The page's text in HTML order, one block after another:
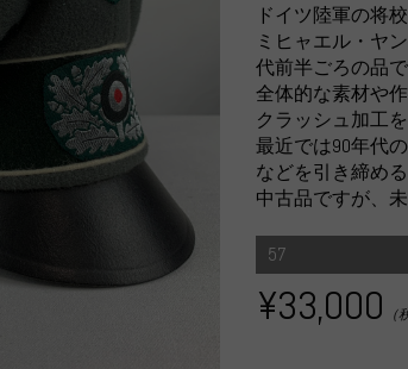
ドイツ陸軍の将
ミヒャエル・ヤ
代前半ごろの品で
全体的な素材や
クラッシュ加工
最近では90年代
などを引き締め
中古品ですが、
57
¥33,000 （